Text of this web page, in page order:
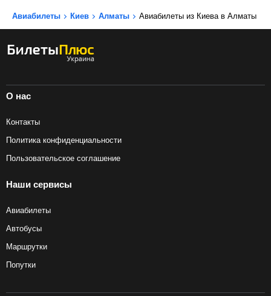
Авиабилеты Киев Алматы Авиабилеты из Киева в Алматы
О нас
Контакты
Политика конфиденциальности
Пользовательское соглашение
Наши сервисы
Авиабилеты
Автобусы
Маршрутки
Попутки